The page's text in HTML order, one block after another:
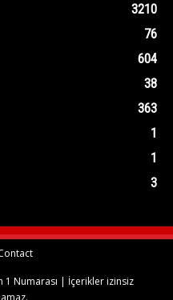
3210
76
604
38
363
1
1
3
Numarası | İçerikler izinsiz